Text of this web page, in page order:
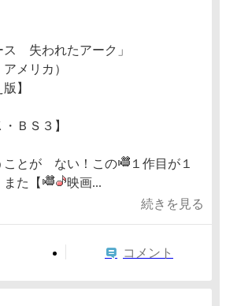
失われたアーク」
アメリカ）
】
・ＢＳ３】
ことが ない！この
１作目が１
た【
映画...
続きを見る
コメント